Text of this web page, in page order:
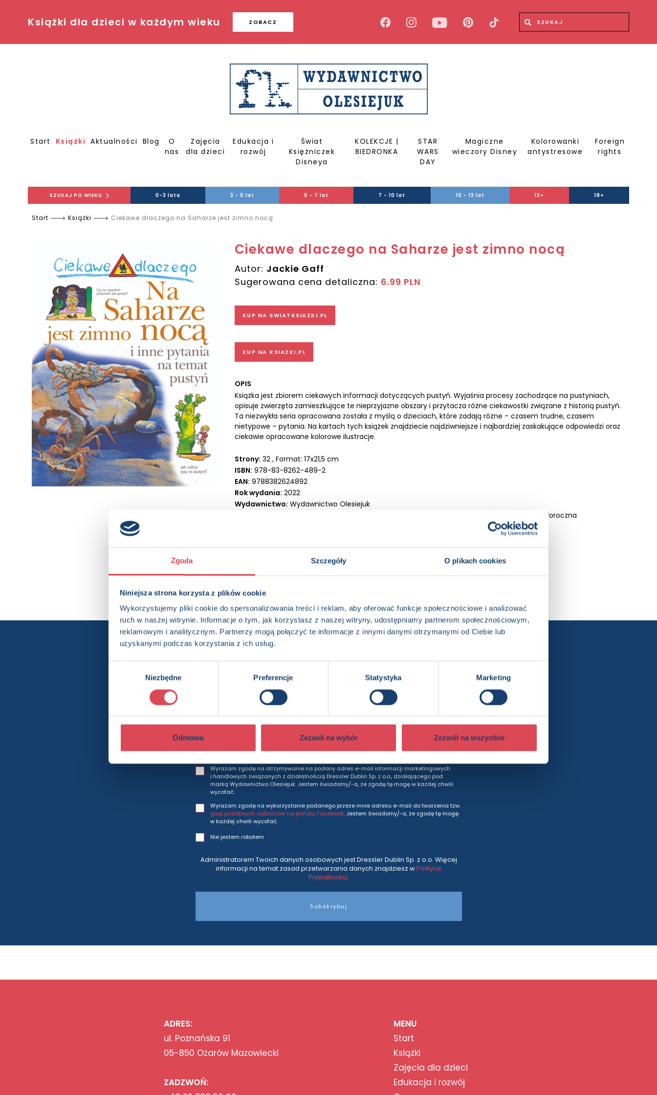
Zgoda Szczegóły O plikach cookies
Niniejsza strona korzysta z plików cookie
Wykorzystujemy pliki cookie do spersonalizowania treści i reklam, aby oferować funkcje społecznościowe i analizować
ruch w naszej witrynie. Informacje o tym, jak korzystasz z naszej witryny, udostępniamy partnerom społecznościowym,
reklamowym i analitycznym. Partnerzy mogą połączyć te informacje z innymi danymi otrzymanymi od Ciebie lub
uzyskanymi podczas korzystania z ich usług.
Niezbędne Preferencje Statystyka Marketing
Odmowa Zezwól na wybór Zezwól na wszystkie
Książki dla dzieci w każdym wieku ZOBACZ Wyszukiwana fraza
Start Książki Aktualności Blog
O
nas
Zajęcia
dla dzieci
Edukacja i
rozwój
Świat
Księżniczek
Disneya
KOLEKCJE |
BIEDRONKA
STAR
WARS
DAY
Magiczne
wieczory Disney
Kolorowanki
antystresowe
Foreign
rights
SZUKAJ PO WIEKU 0-3 lata 3 - 5 lat 5 - 7 lat 7 - 10 lat 10 - 13 lat 13+ 18+
Start Książki Ciekawe dlaczego na Saharze jest zimno nocą
Ciekawe dlaczego na Saharze jest zimno nocą
Autor: Jackie Gaff
Sugerowana cena detaliczna: 6.99 PLN
KUP NA SWIATKSIAZKI.PL
KUP NA KSIAZKI.PL
OPIS
Książka jest zbiorem ciekawych informacji dotyczących pustyń. Wyjaśnia procesy zachodzące na pustyniach,
opisuje zwierzęta zamieszkujące te nieprzyjazne obszary i przytacza różne ciekawostki związane z historią pustyń.
Ta niezwykła seria opracowana została z myślą o dzieciach, które zadają różne – czasem trudne, czasem
nietypowe – pytania. Na kartach tych książek znajdziecie najdziwniejsze i najbardziej zaskakujące odpowiedzi oraz
ciekawie opracowane kolorowe ilustracje.
Strony: 32 , Format: 17x21,5 cm
ISBN: 978-83-8262-489-2
EAN: 9788382624892
Rok wydania: 2022
Wydawnictwo: Wydawnictwo Olesiejuk
5+, Dzieci (0-12), Edukacja, Książka popularnonaukowa, Książka w serii, Książka całoroczna
Seria:Ciekawe dlaczego
Chcesz wiedzieć więcej? Zapisz się do newslettera
Będziesz otrzymywać wszytkie nasze nowości i oferty
prosto do Twojej skrzynki odbiorczej.
Adres e-mail
Wyrażam zgodę na otrzymywanie na podany adres e-mail informacji marketingowych
i handlowych związanych z działalnością Dressler Dublin Sp. z o.o., działającego pod
marką Wydawnictwo Olesiejuk. Jestem świadomy/-a, że zgodę tę mogę w każdej chwili
wycofać.
Wyrażam zgodę na wykorzystanie podanego przeze mnie adresu e-mail do tworzenia tzw.
grup podobnych odbiorców na portalu Facebook. Jestem świadomy/-a, że zgodę tę mogę
w każdej chwili wycofać.
Nie jestem robotem
Administratorem Twoich danych osobowych jest Dressler Dublin Sp. z o.o. Więcej
informacji na temat zasad przetwarzania danych znajdziesz wPolityce
Prywatności.
Subskrybuj
ADRES:
ul. Poznańska 91
05-850 Ożarów Mazowiecki
ZADZWOŃ:
MENU
Start
Książki
Zajęcia dla dzieci
Edukacja i rozwój